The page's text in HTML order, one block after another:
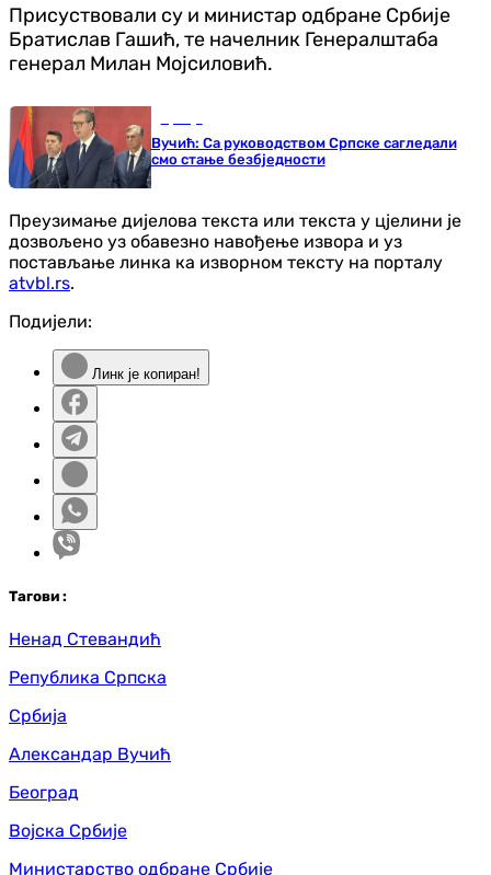
Присуствовали су и министар одбране Србије
Братислав Гашић, те начелник Генералштаба
генерал Милан Мојсиловић.
Вучић: Са руководством Српске сагледали
смо стање безбједности
Преузимање дијелова текста или текста у цјелини је
дозвољено уз обавезно навођење извора и уз
постављање линка ка изворном тексту на порталу
atvbl.rs.
Подијели:
Линк је копиран!
Тагови :
Ненад Стевандић
Република Српска
Србија
Александар Вучић
Београд
Војска Србије
Министарство одбране Србије